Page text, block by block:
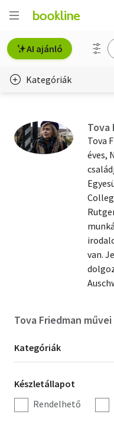
AI ajánló
Kategóriák
Erotika
Gyermek- és ifjúsági
Természettudomány
Történelem
Vallás
Tova
Tova
éves,
van.
Tova Friedman művei
Kategória
szűrés
Kategóriák
Készletállapot
szűrés
Készletállapot
Rendelhető